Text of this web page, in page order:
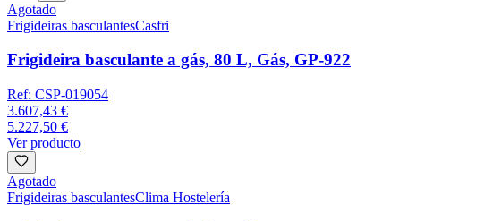
Agotado
Frigideiras basculantesCasfri
Frigideira basculante a gás, 80 L, Gás, GP-922
Ref: CSP-019054
3.607,43 €
5.227,50 €
Ver producto
Agotado
Frigideiras basculantesClima Hostelería